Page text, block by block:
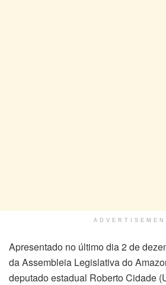
Apresentado no último dia 2 de
da Assembleia Legislativa do
deputado estadual Roberto Cidade